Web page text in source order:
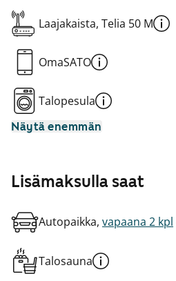
Laajakaista, Telia 50 M
OmaSATO
Talopesula
Näytä enemmän
Lisämaksulla saat
Autopaikka, vapaana 2 kpl
Talosauna